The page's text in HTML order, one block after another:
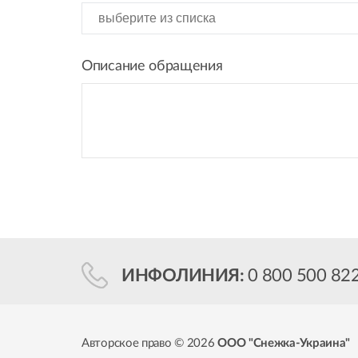
Описание обращения
ИНФОЛИНИЯ: 0 800 500
Авторское право © 2026ООО "Снежка-Украина"